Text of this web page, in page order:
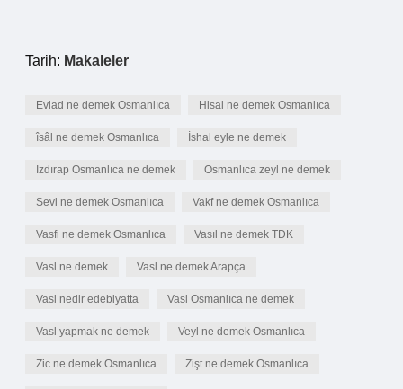
Tarih: Makaleler
Evlad ne demek Osmanlıca Hisal ne demek Osmanlıca
îsâl ne demek Osmanlıca İshal eyle ne demek
Izdırap Osmanlıca ne demek Osmanlıca zeyl ne demek
Sevi ne demek Osmanlıca Vakf ne demek Osmanlıca
Vasfi ne demek Osmanlıca Vasıl ne demek TDK
Vasl ne demek Vasl ne demek Arapça
Vasl nedir edebiyatta Vasl Osmanlıca ne demek
Vasl yapmak ne demek Veyl ne demek Osmanlıca
Zic ne demek Osmanlıca Zişt ne demek Osmanlıca